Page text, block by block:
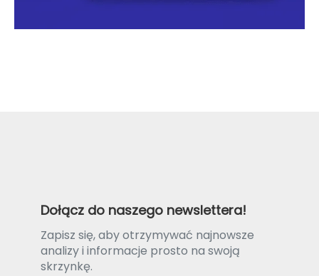
Dołącz do naszego newslettera!
Zapisz się, aby otrzymywać najnowsze
analizy i informacje prosto na swoją
skrzynkę.